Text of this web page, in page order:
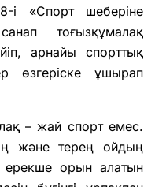
і «Спорт шеберіне
тоғызқұмалақ
арнайы спорттық
өзгеріске ұшырап
– жай спорт емес.
және терең ойдың
ерекше орын алатын